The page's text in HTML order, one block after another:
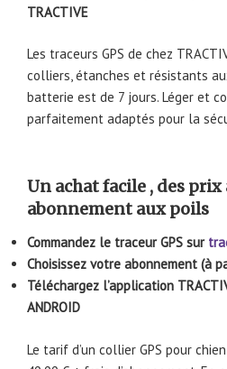
TRACTIVE
Les traceurs GPS de chez
colliers, étanches et résistants
batterie est de 7 jours. Léger et
parfaitement adaptés pour la
Un achat facile , des
abonnement aux poils
Commandez le traceur GPS sur
Choisissez votre abonnement (à
Téléchargez l’application
ANDROID
Le tarif d’un collier GPS pour